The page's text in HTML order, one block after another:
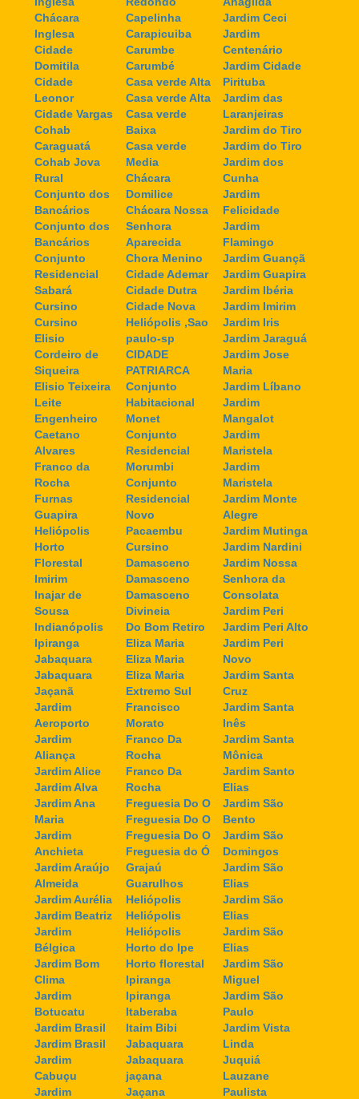
Chácara
Inglesa
Cidade
Domitila
Cidade
Leonor
Cidade Vargas
Cohab
Caraguatá
Cohab Jova
Rural
Conjunto dos
Bancários
Conjunto dos
Bancários
Conjunto
Residencial
Sabará
Cursino
Cursino
Elisio
Cordeiro de
Siqueira
Elisio Teixeira
Leite
Engenheiro
Caetano
Alvares
Franco da
Rocha
Furnas
Guapira
Heliópolis
Horto
Florestal
Imirim
Inajar de
Sousa
Indianópolis
Ipiranga
Jabaquara
Jabaquara
Jaçanã
Jardim
Aeroporto
Jardim
Aliança
Jardim Alice
Jardim Alva
Jardim Ana
Maria
Jardim
Anchieta
Jardim Araújo
Almeida
Jardim Aurélia
Jardim Beatriz
Jardim
Bélgica
Jardim Bom
Clima
Jardim
Botucatu
Jardim Brasil
Jardim Brasil
Jardim
Cabuçu
Jardim
Capelinha
Carapicuiba
Carumbe
Carumbé
Casa verde Alta
Casa verde Alta
Casa verde
Baixa
Casa verde
Media
Chácara
Domilice
Chácara Nossa
Senhora
Aparecida
Chora Menino
Cidade Ademar
Cidade Dutra
Cidade Nova
Heliópolis ,Sao
paulo-sp
CIDADE
PATRIARCA
Conjunto
Habitacional
Monet
Conjunto
Residencial
Morumbi
Conjunto
Residencial
Novo
Pacaembu
Cursino
Damasceno
Damasceno
Damasceno
Divineia
Do Bom Retiro
Eliza Maria
Eliza Maria
Eliza Maria
Extremo Sul
Francisco
Morato
Franco Da
Rocha
Franco Da
Rocha
Freguesia Do O
Freguesia Do O
Freguesia Do O
Freguesia do Ó
Grajaú
Guarulhos
Heliópolis
Heliópolis
Heliópolis
Horto do Ipe
Horto florestal
Ipiranga
Ipiranga
Itaberaba
Itaim Bibi
Jabaquara
Jabaquara
jaçana
Jaçana
Jardim Ceci
Jardim
Centenário
Jardim Cidade
Pirituba
Jardim das
Laranjeiras
Jardim do Tiro
Jardim do Tiro
Jardim dos
Cunha
Jardim
Felicidade
Jardim
Flamingo
Jardim Guançã
Jardim Guapira
Jardim Ibéria
Jardim Imirim
Jardim Iris
Jardim Jaraguá
Jardim Jose
Maria
Jardim Líbano
Jardim
Mangalot
Jardim
Maristela
Jardim
Maristela
Jardim Monte
Alegre
Jardim Mutinga
Jardim Nardini
Jardim Nossa
Senhora da
Consolata
Jardim Peri
Jardim Peri Alto
Jardim Peri
Novo
Jardim Santa
Cruz
Jardim Santa
Inês
Jardim Santa
Mônica
Jardim Santo
Elias
Jardim São
Bento
Jardim São
Domingos
Jardim São
Elias
Jardim São
Elias
Jardim São
Elias
Jardim São
Miguel
Jardim São
Paulo
Jardim Vista
Linda
Juquiá
Lauzane
Paulista